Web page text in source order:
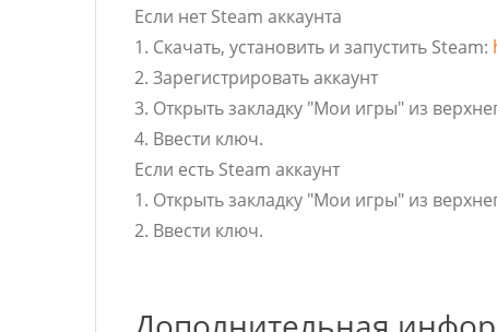
Если нет Steam аккаунта
1. Скачать, установить и запустить Steam:
2. Зарегистрировать аккаунт
3. Открыть закладку "Мои игры" из
4. Ввести ключ.
Если есть Steam аккаунт
1. Открыть закладку "Мои игры" из
2. Ввести ключ.